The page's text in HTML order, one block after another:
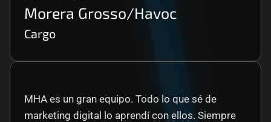
Morera Grosso/Havoc
Cargo
MHA es un gran equipo. Todo lo que sé de
marketing digital lo aprendí con ellos. Siempre